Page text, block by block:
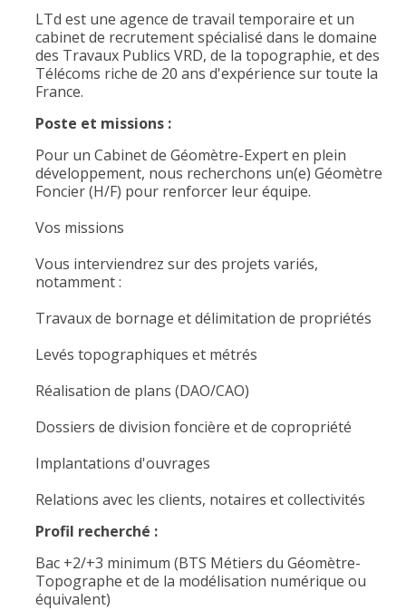
LTd est une agence de travail temporaire et un
cabinet de recrutement spécialisé dans le domaine
des Travaux Publics VRD, de la topographie, et des
Télécoms riche de 20 ans d'expérience sur toute la
France.
Poste et missions :
Pour un Cabinet de Géomètre-Expert en plein
développement, nous recherchons un(e) Géomètre
Foncier (H/F) pour renforcer leur équipe.
Vos missions
Vous interviendrez sur des projets variés,
notamment :
Travaux de bornage et délimitation de propriétés
Levés topographiques et métrés
Réalisation de plans (DAO/CAO)
Dossiers de division foncière et de copropriété
Implantations d'ouvrages
Relations avec les clients, notaires et collectivités
Profil recherché :
Bac +2/+3 minimum (BTS Métiers du Géomètre-
Topographe et de la modélisation numérique ou
équivalent)